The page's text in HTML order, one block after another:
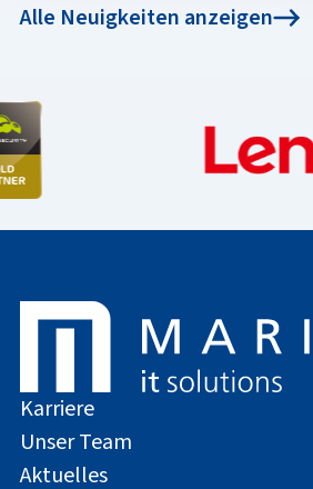
Alle Neuigkeiten anzeigen
Karriere
Unser Team
Aktuelles